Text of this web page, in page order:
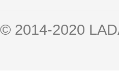
© 2014-2020